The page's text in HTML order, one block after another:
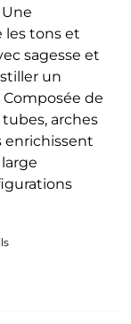
les tons et
sagesse et
un
de
arches
enrichissent